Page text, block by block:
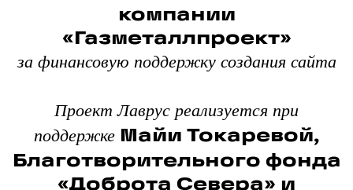
компании
«Газметаллпроект»
за финансовую поддержку создания сайта
Проект Лаврус реализуется при
поддержке Майи Токаревой,
Благотворительного фонда
«Доброта Севера» и